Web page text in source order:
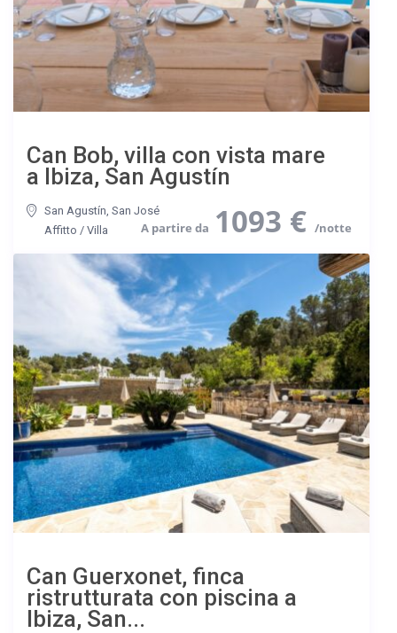
1093 €
Can Bob, villa con vista mare
a Ibiza, San Agustín
San Agustín ,San José
Affitto /Villa
Can Guerxonet, finca
ristrutturata con piscina a
Ibiza, San...